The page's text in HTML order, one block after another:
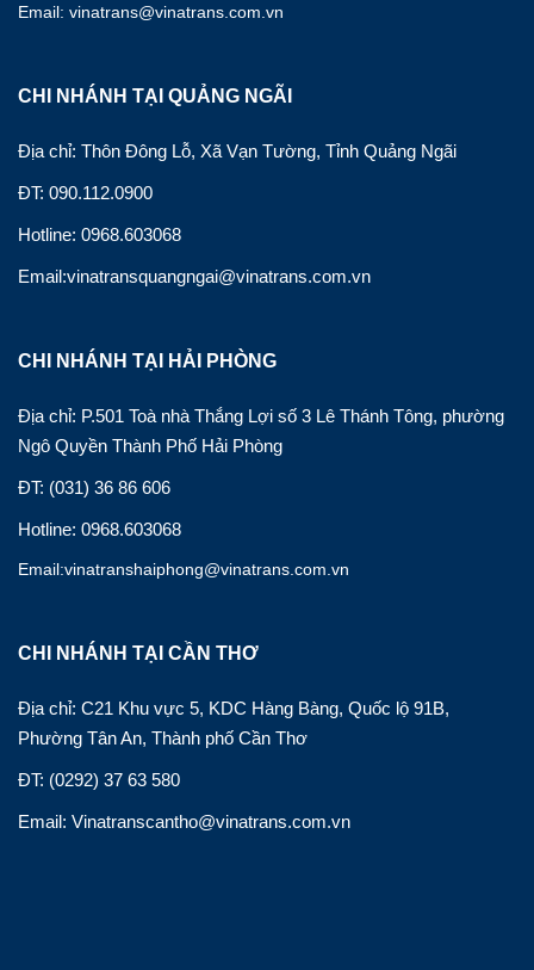
Email: vinatrans@vinatrans.com.vn
CHI NHÁNH TẠI QUẢNG NGÃI
Địa chỉ: Thôn Đông Lỗ, Xã Vạn Tường, Tỉnh Quảng Ngãi
ĐT: 090.112.0900
Hotline: 0968.603068
Email:vinatransquangngai@vinatrans.com.vn
CHI NHÁNH TẠI HẢI PHÒNG
Địa chỉ: P.501 Toà nhà Thắng Lợi số 3 Lê Thánh Tông, phường
Ngô Quyền Thành Phố Hải Phòng
ĐT: (031) 36 86 606
Hotline: 0968.603068
Email:vinatranshaiphong@vinatrans.com.vn
CHI NHÁNH TẠI CẦN THƠ
Địa chỉ: C21 Khu vực 5, KDC Hàng Bàng, Quốc lộ 91B,
Phường Tân An, Thành phố Cần Thơ
ĐT: (0292) 37 63 580
Email: Vinatranscantho@vinatrans.com.vn